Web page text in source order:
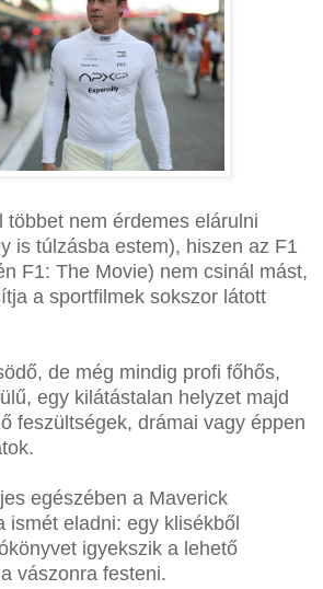
többet nem érdemes elárulni
is túlzásba estem), hiszen az F1
F1: The Movie) nem csinál mást,
a sportfilmek sokszor látott
de még mindig profi főhős,
egy kilátástalan helyzet majd
feszültségek, drámai vagy éppen
egészében a Maverick
ismét eladni: egy klisékből
igyekszik a lehető
vászonra festeni.